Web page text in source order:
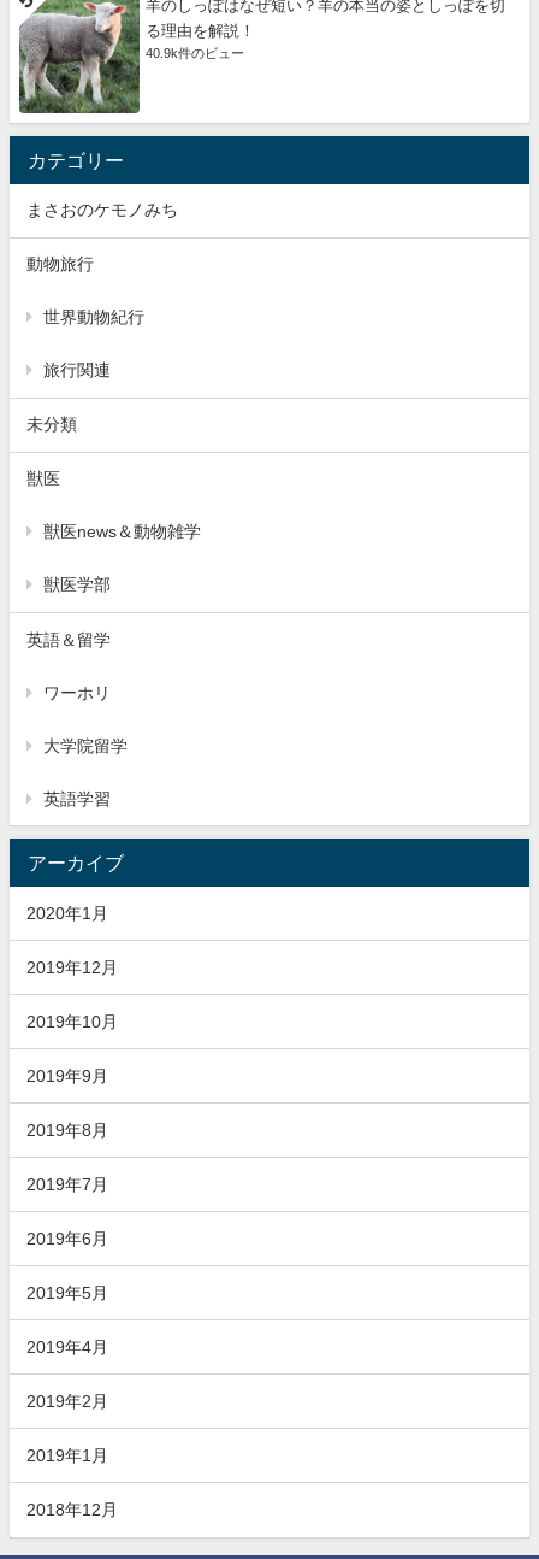
羊のしっぽはなぜ短い？羊の本当の姿としっぽを切
る理由を解説！
40.9k件のビュー
カテゴリー
まさおのケモノみち
動物旅行
世界動物紀行
旅行関連
未分類
獣医
獣医news＆動物雑学
獣医学部
英語＆留学
ワーホリ
大学院留学
英語学習
アーカイブ
2020年1月
2019年12月
2019年10月
2019年9月
2019年8月
2019年7月
2019年6月
2019年5月
2019年4月
2019年2月
2019年1月
2018年12月